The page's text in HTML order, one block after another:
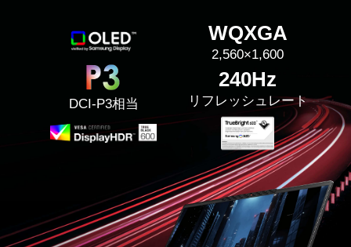
WQXGA
2,560×1,600
DCI-P3相当
240Hz
リフレッシュレート